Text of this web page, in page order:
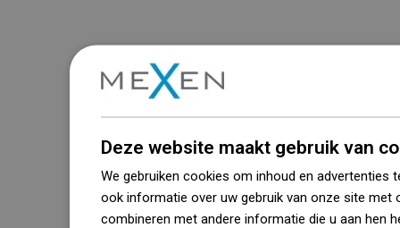
Deze website maakt gebruik van
We gebruiken cookies om inhoud en advertenties
ook informatie over uw gebruik van onze site met
combineren met andere informatie die u aan hen